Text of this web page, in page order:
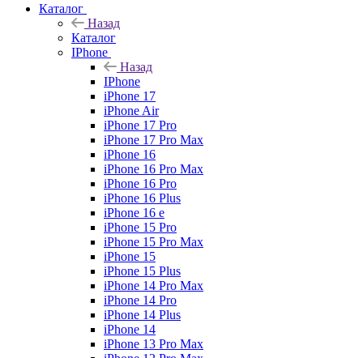
Каталог
Назад
Каталог
IPhone
Назад
IPhone
iPhone 17
iPhone Air
iPhone 17 Pro
iPhone 17 Pro Max
iPhone 16
iPhone 16 Pro Max
iPhone 16 Pro
iPhone 16 Plus
iPhone 16 e
iPhone 15 Pro
iPhone 15 Pro Max
iPhone 15
iPhone 15 Plus
iPhone 14 Pro Max
iPhone 14 Pro
iPhone 14 Plus
iPhone 14
iPhone 13 Pro Max